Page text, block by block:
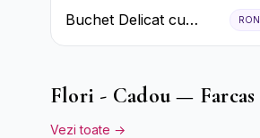
Buchet Delicat cu
Garoafe Roz și
RON
Flori - Cadou — Farcas
Vezi toate →